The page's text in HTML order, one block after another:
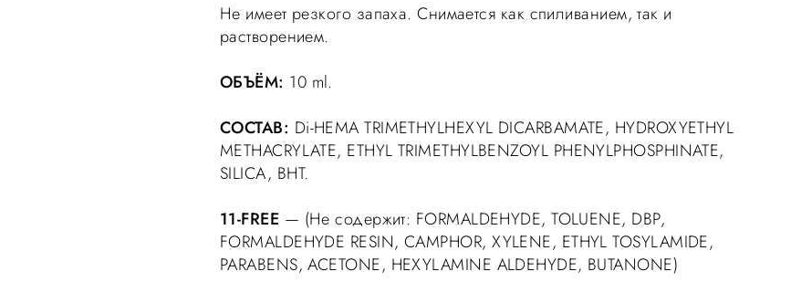
Не имеет резкого запаха. Снимается как спиливанием, так и
растворением.
ОБЪЁМ: 10 ml.
СОСТАВ: Di-HEMA TRIMETHYLHEXYL DICARBAMATE, HYDROXYETHYL
METHACRYLATE, ETHYL TRIMETHYLBENZOYL PHENYLPHOSPHINATE,
SILICA, BHT.
11-FREE — (Не содержит: FORMALDEHYDE, TOLUENE, DBP,
FORMALDEHYDE RESIN, CAMPHOR, XYLENE, ETHYL TOSYLAMIDE,
PARABENS, ACETONE, HEXYLAMINE ALDEHYDE, BUTANONE)